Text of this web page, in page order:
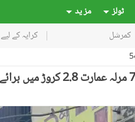
ٹولز مز ید
کمرشل کرایہ کے لیے